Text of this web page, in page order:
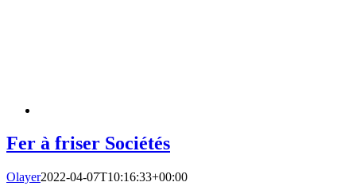
Fer à friser Sociétés
Olayer2022-04-07T10:16:33+00:00